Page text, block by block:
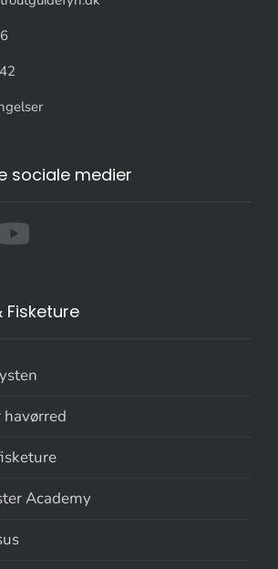
sociale medier
Fisketure
Academy